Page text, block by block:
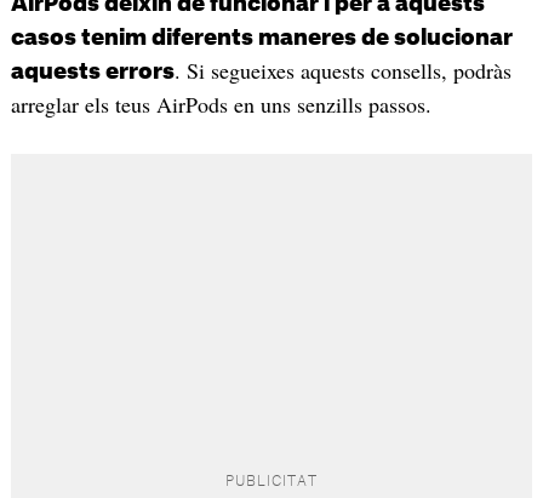
casos tenim diferents maneres de solucionar
aquests errors. Si segueixes aquests consells, podràs
arreglar els teus AirPods en uns senzills passos.